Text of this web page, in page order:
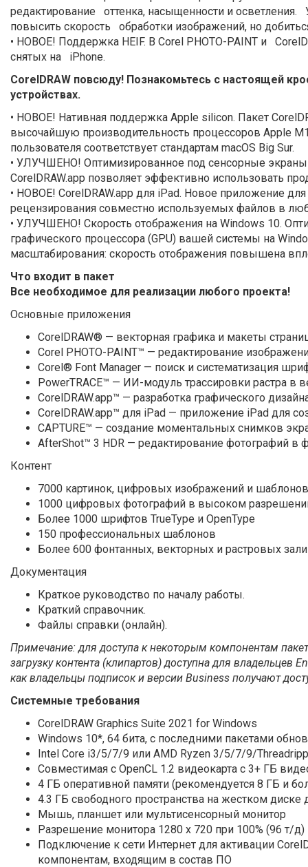
редактирование оттенка, насыщенности и
повысить скорость обработки изображений, но
• НОВОЕ! Поддержка HEIF. В Corel PHOTO-PAINT и
снятых на iPhone.
CorelDRAW повсюду! Познакомьтесь с настоящей
устройствах.
• НОВОЕ! Нативная поддержка Apple silicon. Пакет
высочайшую производительность процессоров Apple
пользователя соответствует стандартам macOS Big Sur.
• УЛУЧШЕНО! Оптимизированное под сенсорные
CorelDRAW.app позволяет эффективно использовать
• НОВОЕ! CorelDRAW.app для iPad. Новое приложение
рецензирования совместно используемых файлов в
• УЛУЧШЕНО! Скорость отображения на Windows 10.
графического процессора (GPU) вашей системы на
масштабирования: скорость отображения повышена
Что входит в пакет
Все необходимое для реализации любого проекта!
Основные приложения
CorelDRAW® — векторная графика и макеты
Corel PHOTO-PAINT™ — редактирование
Corel® Font Manager — поиск и систематизация
PowerTRACE™ — ИИ-модуль трассировки растра в
CorelDRAW.app™ — разработка графического
CorelDRAW.app™ для iPad — приложение iPad для
CAPTURE™ — создание моментальных снимков
AfterShot™ 3 HDR — редактирование фотографий в
Контент
7000 картинок, цифровых изображений и
1000 цифровых фотографий в высоком
Более 1000 шрифтов TrueType и OpenType
150 профессиональных шаблонов
Более 600 фонтанных, векторных и растровых
Документация
Краткое руководство по началу работы.
Краткий справочник.
Файлы справки (онлайн).
Примечание: для доступа к некоторым компонентам
загрузку контента (клипартов) доступна для владельцев
как владельцы подписок и версии Business получают
Системные требования
CorelDRAW Graphiсs Suite 2021 for Windows
Windows 10*, 64 бита, с последними пакетами
Intel Core i3/5/7/9 или AMD Ryzen 3/5/7/9/
Совместимая с OpenCL 1.2 видеокарта с 3+ ГБ
4 ГБ оперативной памяти (рекомендуется 8 ГБ и
4.3 ГБ свободного пространства на жестком
Мышь, планшет или мультисенсорный монитор
Разрешение монитора 1280 x 720 при 100% (96 т/д)
Подключение к сети Интернет для активации
компонентам, входящим в состав ПО